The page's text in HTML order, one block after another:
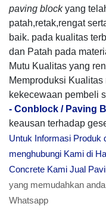
paving blockyang
patah,retak,rengat
baik. pada kualitas
dan Patah pada
Mutu Kualitas yang
Memproduksi
kekecewaan pembeli
- Conblock / Paving
keausan terhadap
Untuk Informasi Produk
menghubungi Kami di
Concrete Kami Jual
yang memudahkan
Whatsapp